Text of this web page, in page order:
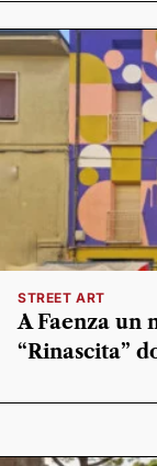
STREET ART
A Faenza un
“Rinascita”